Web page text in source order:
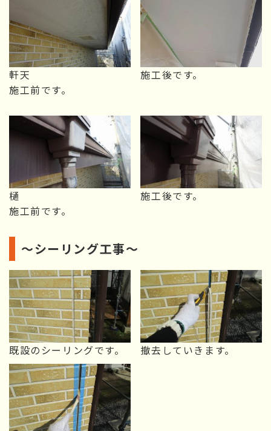
軒天
施工前です。
施工後です。
樋
施工前です。
施工後です。
～シーリング工事～
既設のシーリングです。 撤去していきます。